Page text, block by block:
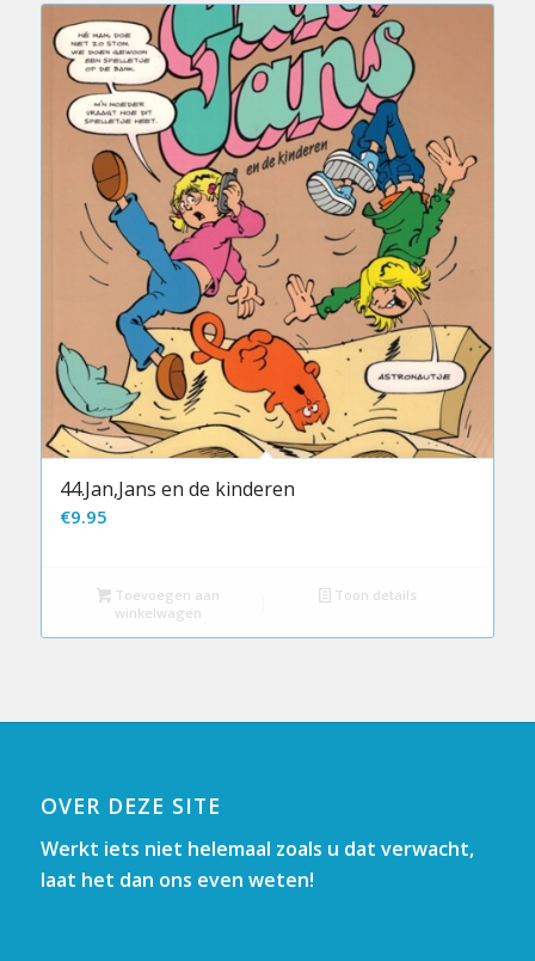
44.Jan,Jans en de kinderen
€9.95
Toevoegen aan
winkelwagen
Toon details
OVER DEZE SITE
Werkt iets niet helemaal zoals u dat verwacht,
laat het dan ons even weten!